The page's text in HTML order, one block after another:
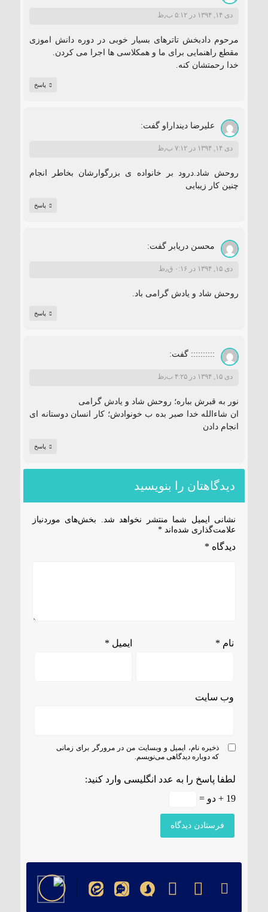
دی ۱۴, ۱۳۹۴ در ۵:۱۲ ب٫ظ
مرحوم دادبخش تاترهای بسیار خوبی در دوره دانش اموزی
مقطع راهنمایی برای ما و همکلاسی ها اجرا می کردن.
خدا رحمتشان کنه.
پاسخ
علیرضا دینداراو گفت:
دی ۱۴, ۱۳۹۴ در ۷:۱۲ ب٫ظ
روحش شاد.درود بر خانواده ی بزرگوارشان بخاطر انجام
چنین کار زیبایی
پاسخ
محسن دریابر گفت:
دی ۱۵, ۱۳۹۴ در ۰:۱۶ ق٫ظ
روحش شاد و یادش گرامی باد.
پاسخ
:::::::::: گفت:
دی ۱۵, ۱۳۹۴ در ۴:۲۵ ب٫ظ
نور به قبرش بباره؛ روحش شاد و یادش گرامی
ان شاءالله خدا صبر بده ب خونوادش؛ کار انسان دوستانه ای
انجام دادن
پاسخ
دیدگاهتان را بنویسید
نشانی ایمیل شما منتشر نخواهد شد.
بخش‌های موردنیاز
علامت‌گذاری شده‌اند *
دیدگاه *
نام * ایمیل *
وب‌ سایت
ذخیره نام، ایمیل و وبسایت من در مرورگر برای زمانی
که دوباره دیدگاهی می‌نویسم.
لطفا پاسخ را به عدد انگلیسی وارد کنید:
19 + دو =